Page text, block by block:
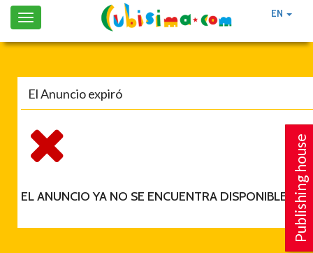
EN
Toggle
navigation
Publishing house
El Anuncio expiró
EL ANUNCIO YA NO SE ENCUENTRA DISPONIBLE.